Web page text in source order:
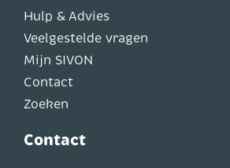
Hulp & Advies
Veelgestelde vragen
Mijn SIVON
Contact
Zoeken
Contact